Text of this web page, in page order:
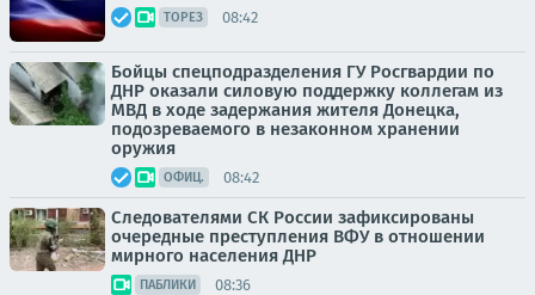
ТОРЕЗ 08:42
Бойцы спецподразделения ГУ Росгвардии по
ДНР оказали силовую поддержку коллегам из
МВД в ходе задержания жителя Донецка,
подозреваемого в незаконном хранении
оружия
ОФИЦ. 08:42
Следователями СК России зафиксированы
очередные преступления ВФУ в отношении
мирного населения ДНР
ПАБЛИКИ 08:36